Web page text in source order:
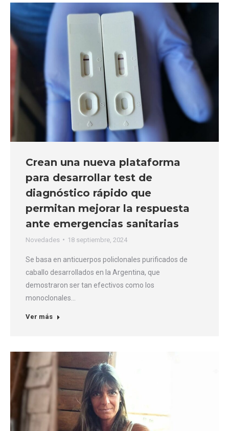
Crean una nueva plataforma
para desarrollar test de
diagnóstico rápido que
permitan mejorar la respuesta
ante emergencias sanitarias
Novedades 18 septiembre, 2024
Se basa en anticuerpos policlonales purificados de
caballo desarrollados en la Argentina, que
demostraron ser tan efectivos como los
monoclonales…
Ver más